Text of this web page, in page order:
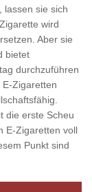
lassen sie sich
wird
Aber sie
bietet
durchzuführen
Zigaretten
die erste Scheu
E-Zigaretten voll
Punkt sind